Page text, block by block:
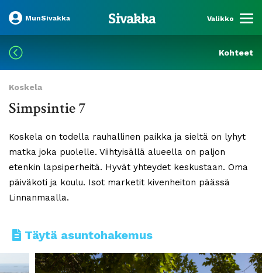
MunSivakka Valikko
Kohteet
Koskela
Simpsintie 7
Koskela on todella rauhallinen paikka ja sieltä on lyhyt
matka joka puolelle. Viihtyisällä alueella on paljon
etenkin lapsiperheitä. Hyvät yhteydet keskustaan. Oma
päiväkoti ja koulu. Isot marketit kivenheiton päässä
Linnanmaalla.
Täytä asuntohakemus